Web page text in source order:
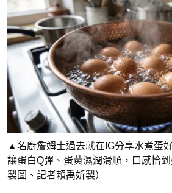
▲名廚詹姆士過去就在IG分享水煮蛋
讓蛋白Q彈、蛋黃濕潤滑順，口感恰
製圖、記者賴禹妡製）